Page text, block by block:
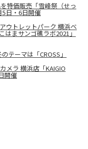
特価販売「雪峰祭（せっ
日・6日開催
ウトレットパーク 横浜ベ
はまサンゴ礁ラボ2021」
テーマは「CROSS」
メラ 横浜店「KAIGIO
開催